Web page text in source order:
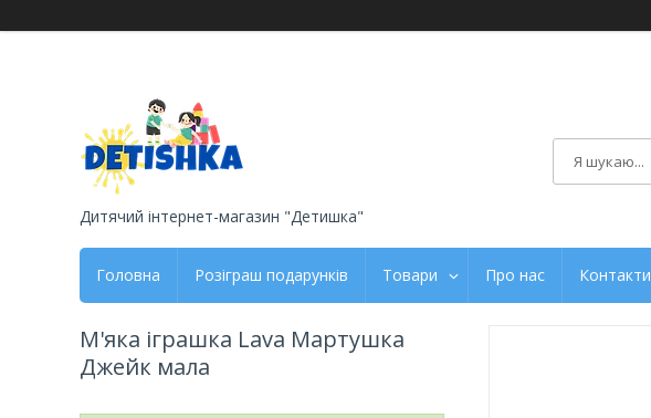
Дитячий інтернет-магазин "Детишка"
Головна Розіграш подарунків Товари Про нас Контакти
М'яка іграшка Lava Мартушка
Джейк мала